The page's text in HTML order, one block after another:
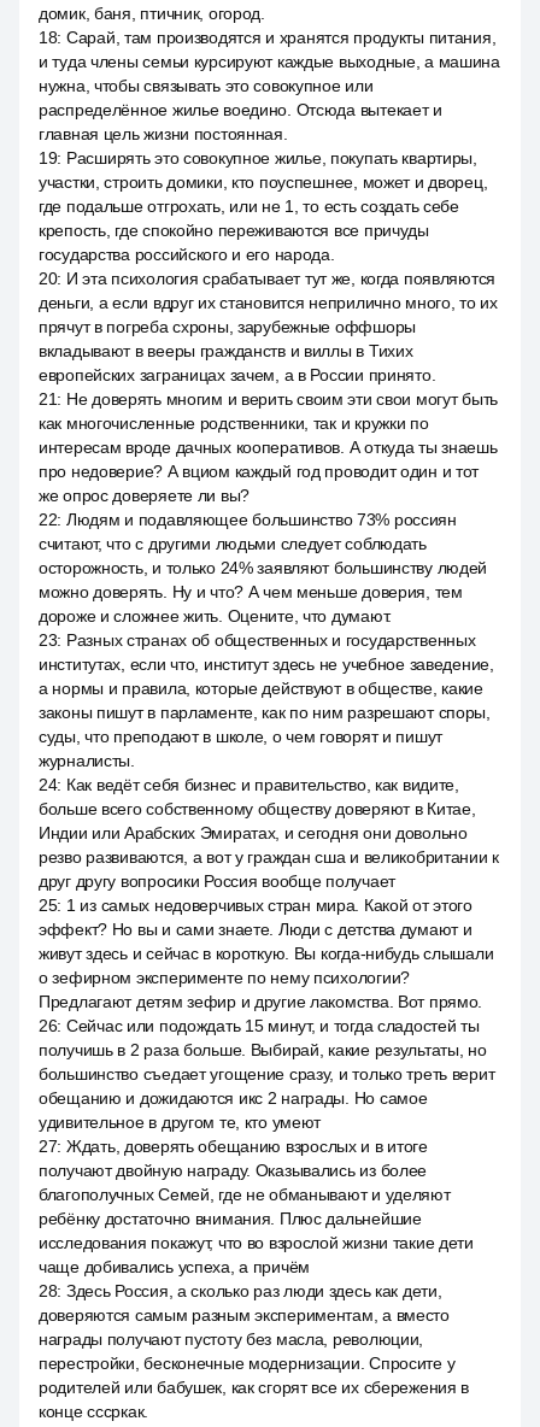
домик, баня, птичник, огород.
18: Сарай, там производятся и хранятся продукты питания,
и туда члены семьи курсируют каждые выходные, а машина
нужна, чтобы связывать это совокупное или
распределённое жилье воедино. Отсюда вытекает и
главная цель жизни постоянная.
19: Расширять это совокупное жилье, покупать квартиры,
участки, строить домики, кто поуспешнее, может и дворец,
где подальше отгрохать, или не 1, то есть создать себе
крепость, где спокойно переживаются все причуды
государства российского и его народа.
20: И эта психология срабатывает тут же, когда появляются
деньги, а если вдруг их становится неприлично много, то их
прячут в погреба схроны, зарубежные оффшоры
вкладывают в вееры гражданств и виллы в Тихих
европейских заграницах зачем, а в России принято.
21: Не доверять многим и верить своим эти свои могут быть
как многочисленные родственники, так и кружки по
интересам вроде дачных кооперативов. А откуда ты знаешь
про недоверие? А вциом каждый год проводит один и тот
же опрос доверяете ли вы?
22: Людям и подавляющее большинство 73% россиян
считают, что с другими людьми следует соблюдать
осторожность, и только 24% заявляют большинству людей
можно доверять. Ну и что? А чем меньше доверия, тем
дороже и сложнее жить. Оцените, что думают.
23: Разных странах об общественных и государственных
институтах, если что, институт здесь не учебное заведение,
а нормы и правила, которые действуют в обществе, какие
законы пишут в парламенте, как по ним разрешают споры,
суды, что преподают в школе, о чем говорят и пишут
журналисты.
24: Как ведёт себя бизнес и правительство, как видите,
больше всего собственному обществу доверяют в Китае,
Индии или Арабских Эмиратах, и сегодня они довольно
резво развиваются, а вот у граждан сша и великобритании к
друг другу вопросики Россия вообще получает
25: 1 из самых недоверчивых стран мира. Какой от этого
эффект? Но вы и сами знаете. Люди с детства думают и
живут здесь и сейчас в короткую. Вы когда-нибудь слышали
о зефирном эксперименте по нему психологии?
Предлагают детям зефир и другие лакомства. Вот прямо.
26: Сейчас или подождать 15 минут, и тогда сладостей ты
получишь в 2 раза больше. Выбирай, какие результаты, но
большинство съедает угощение сразу, и только треть верит
обещанию и дожидаются икс 2 награды. Но самое
удивительное в другом те, кто умеют
27: Ждать, доверять обещанию взрослых и в итоге
получают двойную награду. Оказывались из более
благополучных Семей, где не обманывают и уделяют
ребёнку достаточно внимания. Плюс дальнейшие
исследования покажут, что во взрослой жизни такие дети
чаще добивались успеха, а причём
28: Здесь Россия, а сколько раз люди здесь как дети,
доверяются самым разным экспериментам, а вместо
награды получают пустоту без масла, революции,
перестройки, бесконечные модернизации. Спросите у
родителей или бабушек, как сгорят все их сбережения в
конце сссркак.